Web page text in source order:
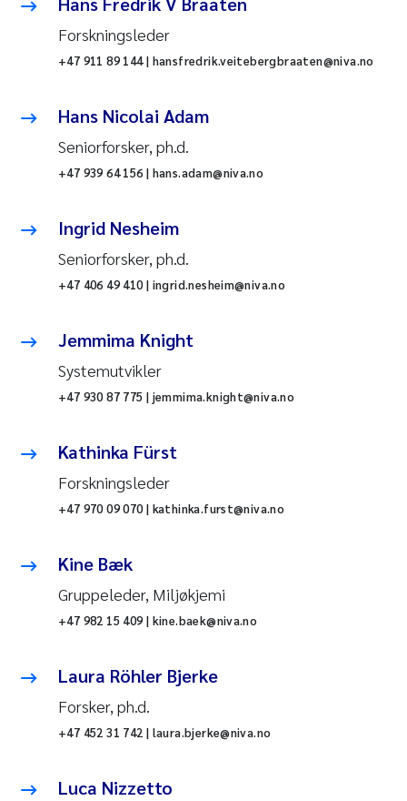
Forskningsleder
+47 911 89 144 | hansfredrik.veitebergbraaten@niva.no
Hans Nicolai Adam
Seniorforsker, ph.d.
+47 939 64 156 | hans.adam@niva.no
Ingrid Nesheim
Seniorforsker, ph.d.
+47 406 49 410 | ingrid.nesheim@niva.no
Jemmima Knight
Systemutvikler
+47 930 87 775 | jemmima.knight@niva.no
Kathinka Fürst
Forskningsleder
+47 970 09 070 | kathinka.furst@niva.no
Kine Bæk
Gruppeleder, Miljøkjemi
+47 982 15 409 | kine.baek@niva.no
Laura Röhler Bjerke
Forsker, ph.d.
+47 452 31 742 | laura.bjerke@niva.no
Luca Nizzetto